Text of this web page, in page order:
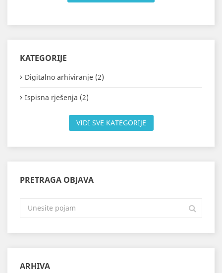
KATEGORIJE
Digitalno arhiviranje (2)
Ispisna rješenja (2)
VIDI SVE KATEGORIJE
PRETRAGA OBJAVA
ARHIVA